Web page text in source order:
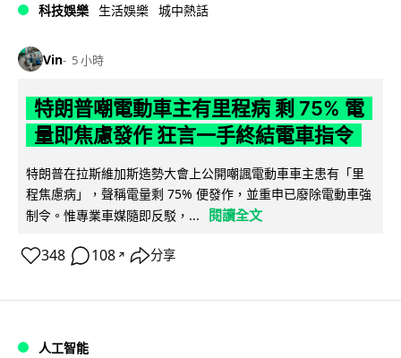
科技娛樂 生活娛樂 城中熱話
Vin 5 小時
特朗普嘲電動車主有里程病 剩 75% 電
量即焦慮發作 狂言一手終結電車指令
特朗普在拉斯維加斯造勢大會上公開嘲諷電動車車主患有「里
程焦慮病」，聲稱電量剩 75% 便發作，並重申已廢除電動車強
制令。惟專業車媒隨即反駁，...
閱讀全文
348 108 ↗ 分享
人工智能